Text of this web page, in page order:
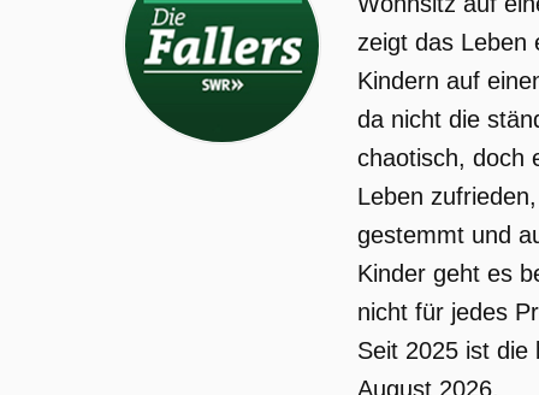
inzwischen ein gutes Team auf dem
Wenn's weiter so gut läuft, ist der
Umbau der Tenne bald abgeschlossen.
Doch dann verschwindet Manuel
plötzlich und ohne Erklärung vom
Die Fallers wurde auf SR ausgestrahlt
am Sonntag 3 Mai 2026, 19:15 Uhr.
zeigt das Leben
Kindern auf
da nicht die
chaotisch, doch
Leben
gestemmt und
Kinder geht es
nicht für jedes
Seit 2025 ist die
August 2026.